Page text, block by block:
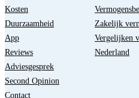
Kosten
Duurzaamheid
App
Reviews
Adviesgesprek
Second Opinion
Contact
Zakelijk
Vergelijken
Nederland